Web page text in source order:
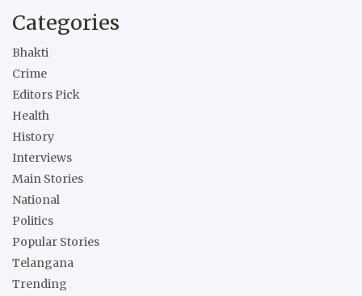
Categories
Bhakti
Crime
Editors Pick
Health
History
Interviews
Main Stories
National
Politics
Popular Stories
Telangana
Trending